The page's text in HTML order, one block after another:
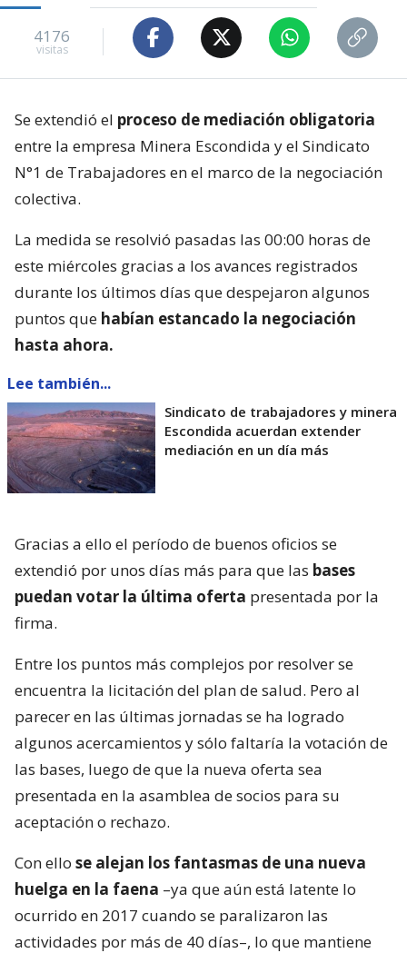
4176
visitas
Se extendió el proceso de mediación obligatoria
entre la empresa Minera Escondida y el Sindicato
N°1 de Trabajadores en el marco de la negociación
colectiva.
La medida se resolvió pasadas las 00:00 horas de
este miércoles gracias a los avances registrados
durante los últimos días que despejaron algunos
puntos que habían estancado la negociación
hasta ahora.
Lee también...
Sindicato de trabajadores y minera
Escondida acuerdan extender
mediación en un día más
Gracias a ello el período de buenos oficios se
extendió por unos días más para que las bases
puedan votar la última oferta presentada por la
firma.
Entre los puntos más complejos por resolver se
encuentra la licitación del plan de salud. Pero al
parecer en las últimas jornadas se ha logrado
algunos acercamientos y sólo faltaría la votación de
las bases, luego de que la nueva oferta sea
presentada en la asamblea de socios para su
aceptación o rechazo.
Con ello se alejan los fantasmas de una nueva
huelga en la faena –ya que aún está latente lo
ocurrido en 2017 cuando se paralizaron las
actividades por más de 40 días–, lo que mantiene